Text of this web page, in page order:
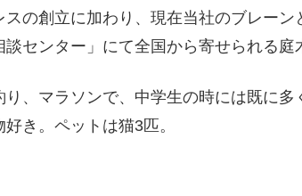
スの創立に加わり、現在当社のブレー
談センター」にて全国から寄せられる庭
り、マラソンで、中学生の時には既に
き。ペットは猫3匹。